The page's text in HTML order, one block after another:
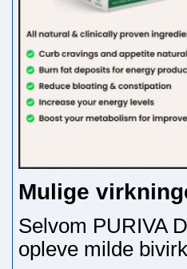
Mulige
Selvom PURIVA
opleve milde